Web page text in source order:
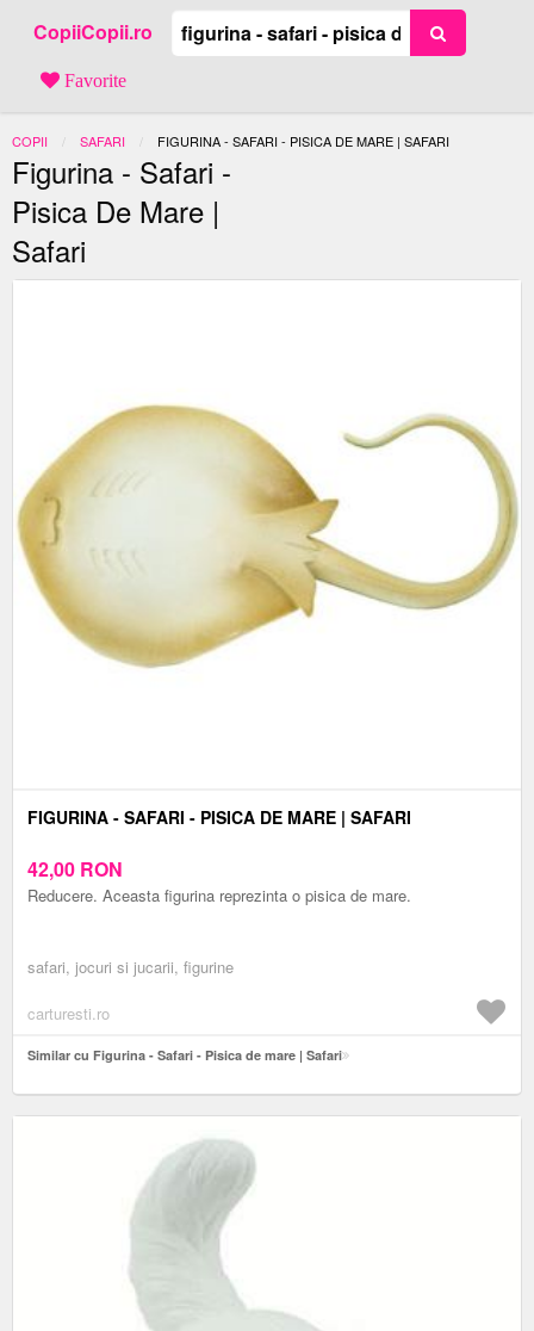
CopiiCopii.ro
Favorite
COPII SAFARI ACTUAL:
FIGURINA - SAFARI - PISICA DE MARE | SAFARI
Figurina - Safari -
Pisica De Mare |
Safari
FIGURINA - SAFARI - PISICA DE MARE | SAFARI
42,00 RON
Reducere. Aceasta figurina reprezinta o pisica de mare.
safari, jocuri si jucarii, figurine
carturesti.ro
Similar cu Figurina - Safari - Pisica de mare | Safari